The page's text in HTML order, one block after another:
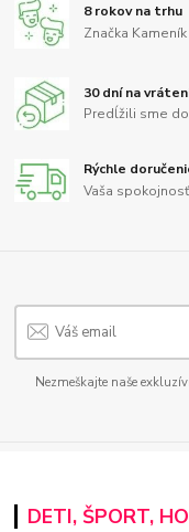
8 rokov na trhu
Značka
30 dní na
Predĺžili sme
Rýchle
Vaša
Nezmeškajte naše
DETI, ŠPORT,